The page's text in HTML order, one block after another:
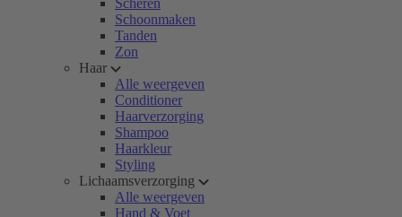
Scheren
Schoonmaken
Tanden
Zon
Haar
Alle weergeven
Conditioner
Haarverzorging
Shampoo
Haarkleur
Styling
Lichaamsverzorging
Alle weergeven
Hand & Voet